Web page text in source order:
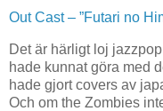
Out Cast – ”Futari no
Det är härligt loj
hade kunnat göra med
hade gjort covers av
Och om the Zombies